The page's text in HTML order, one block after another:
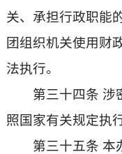
关、承担行政职能
团组织机关使用财
法执行。
第三十四条 涉密
照国家有关规定执行
第三十五条 本办